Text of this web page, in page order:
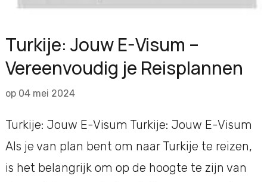
Turkije: Jouw E-Visum –
Vereenvoudig je Reisplannen
op 04 mei 2024
Turkije: Jouw E-Visum Turkije: Jouw E-Visum
Als je van plan bent om naar Turkije te reizen,
is het belangrijk om op de hoogte te zijn van